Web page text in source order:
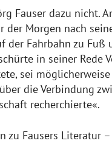
Fauser dazu nicht.
der Morgen nach
der Fahrbahn zu
in seiner Rede
sei
die Verbindung
recherchierte«.
zu Fausers Literatur